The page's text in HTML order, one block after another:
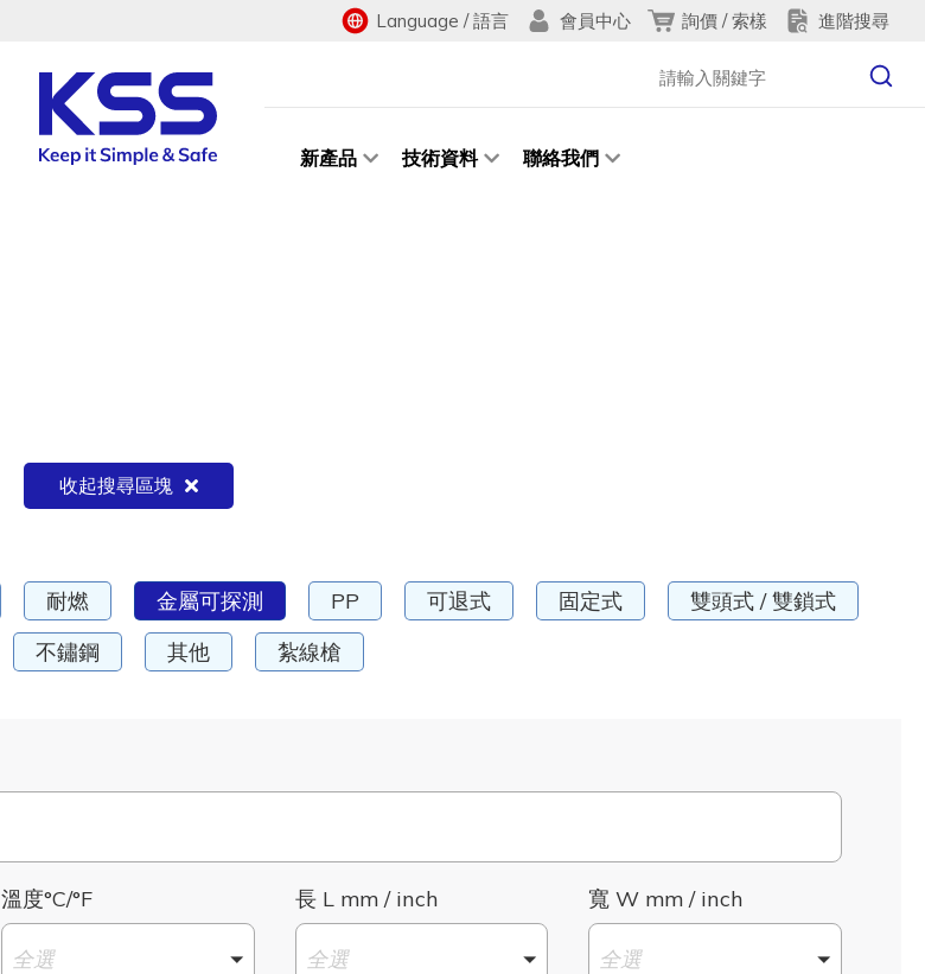
Language / 語言 會員中心 詢價 / 索樣 進階搜尋
新產品 技術資料 聯絡我們
收起搜尋區塊
耐燃 金屬可探測 PP 可退式 固定式
雙頭式 / 雙鎖式
不鏽鋼 其他 紮線槍
溫度°C/°F
全選
長 L mm / inch
全選
寬 W mm / inch
全選